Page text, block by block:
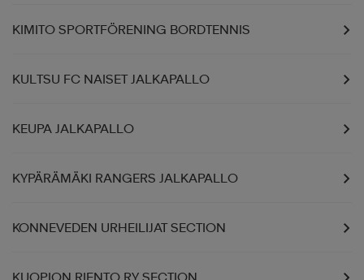
KIMITO SPORTFÖRENING BORDTENNIS
KULTSU FC NAISET JALKAPALLO
KEUPA JALKAPALLO
KYPÄRÄMÄKI RANGERS JALKAPALLO
KONNEVEDEN URHEILIJAT SECTION